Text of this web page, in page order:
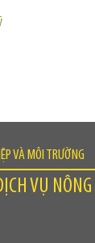
VÀ MÔI TRƯỜNG
VỤ